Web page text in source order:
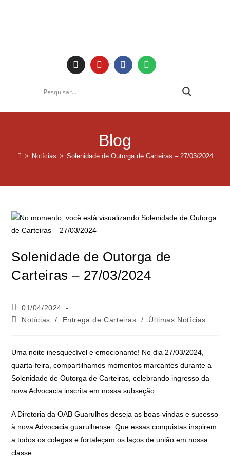
Blog
> Notícias > Solenidade de Outorga de Carteiras – 27/03/2024
Solenidade de Outorga de
Carteiras – 27/03/2024
01/04/2024
Notícias
/ Entrega de Carteiras / Últimas Notícias
Uma noite inesquecível e emocionante! No dia 27/03/2024,
quarta-feira, compartilhamos momentos marcantes durante a
Solenidade de Outorga de Carteiras, celebrando ingresso da
nova Advocacia inscrita em nossa subseção.
A Diretoria da OAB Guarulhos deseja as boas-vindas e sucesso
à nova Advocacia guarulhense. Que essas conquistas inspirem
a todos os colegas e fortaleçam os laços de união em nossa
classe.